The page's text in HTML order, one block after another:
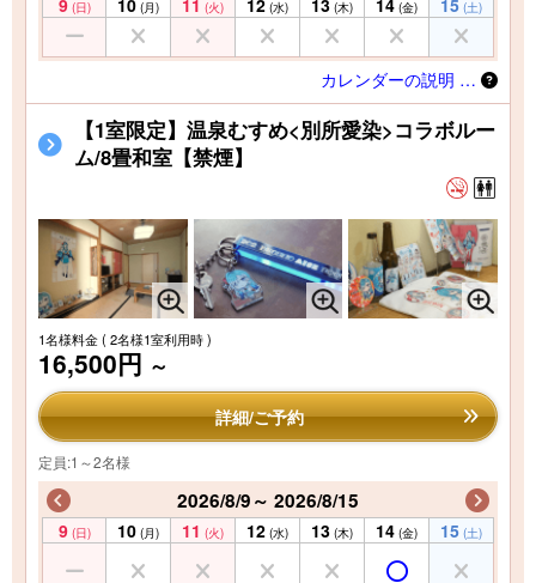
(日) (月) (火) (水) (木) (金) (土)
カレンダーの説明 …
【1室限定】温泉むすめ<別所愛染>コラボルー
ム/8畳和室【禁煙】
1名様料金( 2名様1室利用時 )
16,500円 ～
詳細/ご予約
定員:1～2名様
2026/8/9～ 2026/8/15
9 (日) 10 (月) 11 (火) 12 (水) 13 (木) 14 (金) 15 (土)